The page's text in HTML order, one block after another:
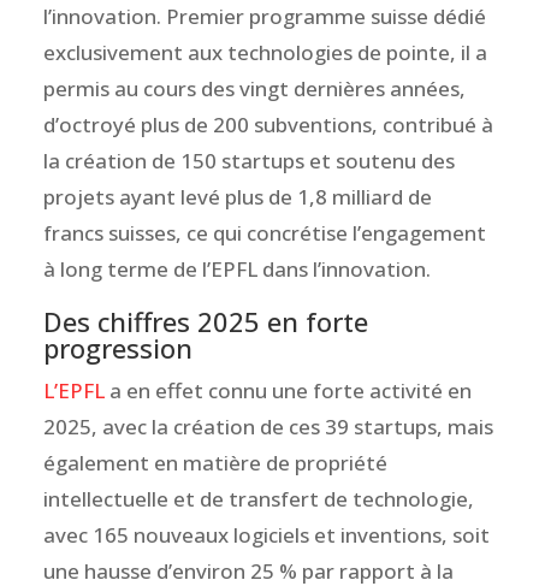
l’innovation. Premier programme suisse dédié
exclusivement aux technologies de pointe, il a
permis au cours des vingt dernières années,
d’octroyé plus de 200 subventions, contribué à
la création de 150 startups et soutenu des
projets ayant levé plus de 1,8 milliard de
francs suisses, ce qui concrétise l’engagement
à long terme de l’EPFL dans l’innovation.
Des chiffres 2025 en forte
progression
L’EPFLa en effet connu une forte activité en
2025, avec la création de ces 39 startups, mais
également en matière de propriété
intellectuelle et de transfert de technologie,
avec 165 nouveaux logiciels et inventions, soit
une hausse d’environ 25 % par rapport à la